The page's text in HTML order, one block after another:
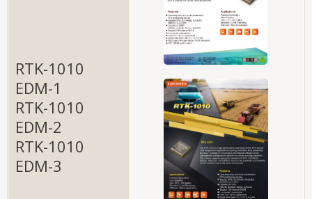
RTK-1010
EDM-1
RTK-1010
EDM-2
RTK-1010
EDM-3